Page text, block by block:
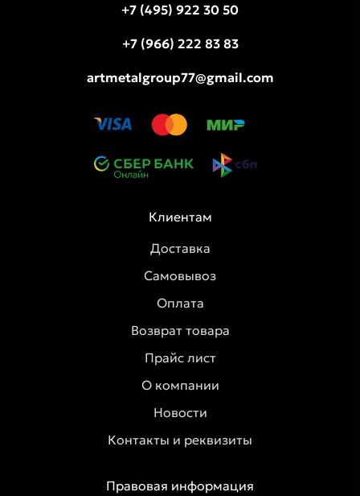
+7 (495) 922 30 50
+7 (966) 222 83 83
artmetalgroup77@gmail.com
Клиентам
Доставка
Самовывоз
Оплата
Возврат товара
Прайс лист
О компании
Новости
Контакты и реквизиты
Правовая информация